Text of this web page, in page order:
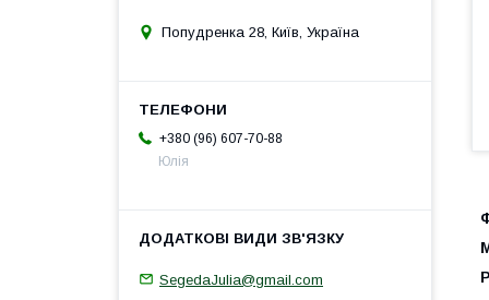
Попудренка 28, Київ, Україна
+380 (96) 607-70-88
Юлія
SegedaJulia@gmail.com